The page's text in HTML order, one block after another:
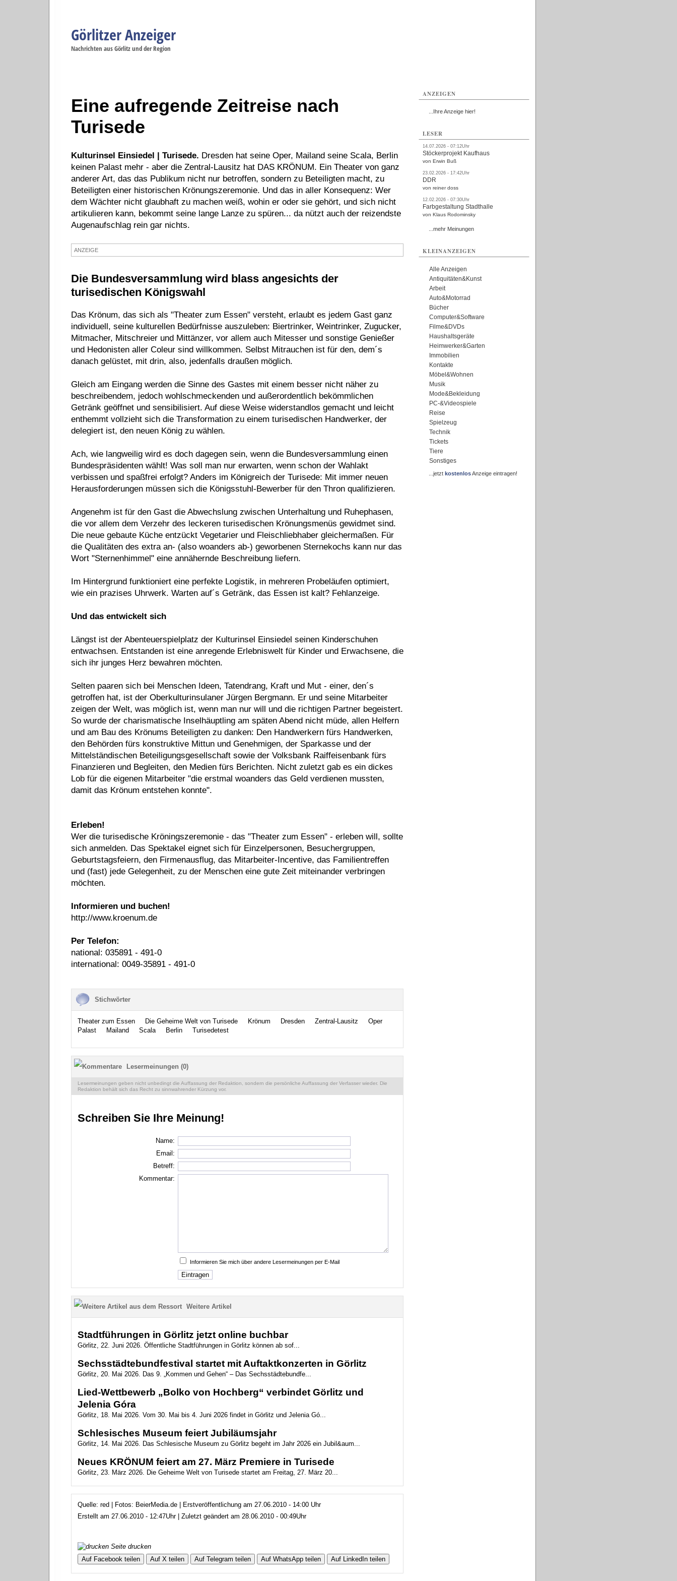
Görlitzer Anzeiger
Nachrichten aus Görlitz und der Region
Eine aufregende Zeitreise nach
Turisede
Kulturinsel Einsiedel | Turisede. Dresden hat seine Oper, Mailand seine Scala, Berlin
keinen Palast mehr - aber die Zentral-Lausitz hat DAS KRÖNUM. Ein Theater von ganz
anderer Art, das das Publikum nicht nur betroffen, sondern zu Beteiligten macht, zu
Beteiligten einer historischen Krönungszeremonie. Und das in aller Konsequenz: Wer
dem Wächter nicht glaubhaft zu machen weiß, wohin er oder sie gehört, und sich nicht
artikulieren kann, bekommt seine lange Lanze zu spüren... da nützt auch der reizendste
Augenaufschlag rein gar nichts.
ANZEIGE
Die Bundesversammlung wird blass angesichts der
turisedischen Königswahl
Das Krönum, das sich als "Theater zum Essen" versteht, erlaubt es jedem Gast ganz
individuell, seine kulturellen Bedürfnisse auszuleben: Biertrinker, Weintrinker, Zugucker,
Mitmacher, Mitschreier und Mittänzer, vor allem auch Mitesser und sonstige Genießer
und Hedonisten aller Coleur sind willkommen. Selbst Mitrauchen ist für den, dem´s
danach gelüstet, mit drin, also, jedenfalls draußen möglich.
Gleich am Eingang werden die Sinne des Gastes mit einem besser nicht näher zu
beschreibendem, jedoch wohlschmeckenden und außerordentlich bekömmlichen
Getränk geöffnet und sensibilisiert. Auf diese Weise widerstandlos gemacht und leicht
enthemmt vollzieht sich die Transformation zu einem turisedischen Handwerker, der
delegiert ist, den neuen König zu wählen.
Ach, wie langweilig wird es doch dagegen sein, wenn die Bundesversammlung einen
Bundespräsidenten wählt! Was soll man nur erwarten, wenn schon der Wahlakt
verbissen und spaßfrei erfolgt? Anders im Königreich der Turisede: Mit immer neuen
Herausforderungen müssen sich die Königsstuhl-Bewerber für den Thron qualifizieren.
Angenehm ist für den Gast die Abwechslung zwischen Unterhaltung und Ruhephasen,
die vor allem dem Verzehr des leckeren turisedischen Krönungsmenüs gewidmet sind.
Die neue gebaute Küche entzückt Vegetarier und Fleischliebhaber gleichermaßen. Für
die Qualitäten des extra an- (also woanders ab-) geworbenen Sternekochs kann nur das
Wort "Sternenhimmel" eine annähernde Beschreibung liefern.
Im Hintergrund funktioniert eine perfekte Logistik, in mehreren Probeläufen optimiert,
wie ein prazises Uhrwerk. Warten auf´s Getränk, das Essen ist kalt? Fehlanzeige.
Und das entwickelt sich
Längst ist der Abenteuerspielplatz der Kulturinsel Einsiedel seinen Kinderschuhen
entwachsen. Entstanden ist eine anregende Erlebniswelt für Kinder und Erwachsene, die
sich ihr junges Herz bewahren möchten.
Selten paaren sich bei Menschen Ideen, Tatendrang, Kraft und Mut - einer, den´s
getroffen hat, ist der Oberkulturinsulaner Jürgen Bergmann. Er und seine Mitarbeiter
zeigen der Welt, was möglich ist, wenn man nur will und die richtigen Partner begeistert.
So wurde der charismatische Inselhäuptling am späten Abend nicht müde, allen Helfern
und am Bau des Krönums Beteiligten zu danken: Den Handwerkern fürs Handwerken,
den Behörden fürs konstruktive Mittun und Genehmigen, der Sparkasse und der
Mittelständischen Beteiligungsgesellschaft sowie der Volksbank Raiffeisenbank fürs
Finanzieren und Begleiten, den Medien fürs Berichten. Nicht zuletzt gab es ein dickes
Lob für die eigenen Mitarbeiter "die erstmal woanders das Geld verdienen mussten,
damit das Krönum entstehen konnte".
Erleben!
Wer die turisedische Kröningszeremonie - das "Theater zum Essen" - erleben will, sollte
sich anmelden. Das Spektakel eignet sich für Einzelpersonen, Besuchergruppen,
Geburtstagsfeiern, den Firmenausflug, das Mitarbeiter-Incentive, das Familientreffen
und (fast) jede Gelegenheit, zu der Menschen eine gute Zeit miteinander verbringen
möchten.
Informieren und buchen!
http://www.kroenum.de
Per Telefon:
national: 035891 - 491-0
international: 0049-35891 - 491-0
Stichwörter
Theater zum Essen Die Geheime Welt von Turisede Krönum Dresden Zentral-Lausitz
Oper
Palast
Mailand Scala Berlin Turisedetest
Lesermeinungen (0)
Lesermeinungen geben nicht unbedingt die Auffassung der Redaktion, sondern die persönliche Auffassung der Verfasser wieder. Die
Redaktion behält sich das Recht zu sinnwahrender Kürzung vor.
Schreiben Sie Ihre Meinung!
Name:
Email:
Betreff:
Kommentar:
Informieren Sie mich über andere Lesermeinungen per E-Mail
Weitere Artikel
Stadtführungen in Görlitz jetzt online buchbar
Görlitz, 22. Juni 2026. Öffentliche Stadtführungen in Görlitz können ab sof...
Sechsstädtebundfestival startet mit Auftaktkonzerten in Görlitz
Görlitz, 20. Mai 2026. Das 9. „Kommen und Gehen“ – Das Sechsstädtebundfe...
Lied-Wettbewerb „Bolko von Hochberg“ verbindet Görlitz und
Jelenia Góra
Görlitz, 18. Mai 2026. Vom 30. Mai bis 4. Juni 2026 findet in Görlitz und Jelenia Gó...
Schlesisches Museum feiert Jubiläumsjahr
Görlitz, 14. Mai 2026. Das Schlesische Museum zu Görlitz begeht im Jahr 2026 ein Jubil&aum...
Neues KRÖNUM feiert am 27. März Premiere in Turisede
Görlitz, 23. März 2026. Die Geheime Welt von Turisede startet am Freitag, 27. März 20...
Quelle: red | Fotos: BeierMedia.de | Erstveröffentlichung am 27.06.2010 - 14:00 Uhr
Erstellt am 27.06.2010 - 12:47Uhr | Zuletzt geändert am 28.06.2010 - 00:49Uhr
Seite drucken
Auf Facebook teilen
Auf X teilen Auf Telegram teilen Auf WhatsApp teilen Auf LinkedIn teilen
ANZEIGEN
...Ihre Anzeige hier!
LESER
14.07.2026 - 07:12Uhr
Stöckerprojekt Kaufhaus
von Erwin Buß
23.02.2026 - 17:42Uhr
DDR
von reiner doss
12.02.2026 - 07:30Uhr
Farbgestaltung Stadthalle
von Klaus Rodominsky
...mehr Meinungen
KLEINANZEIGEN
Alle Anzeigen
Antiquitäten&Kunst
Arbeit
Auto&Motorrad
Bücher
Computer&Software
Filme&DVDs
Haushaltsgeräte
Heimwerker&Garten
Immobilien
Kontakte
Möbel&Wohnen
Musik
Mode&Bekleidung
PC-&Videospiele
Reise
Spielzeug
Technik
Tickets
Tiere
Sonstiges
...jetzt kostenlosAnzeige eintragen!